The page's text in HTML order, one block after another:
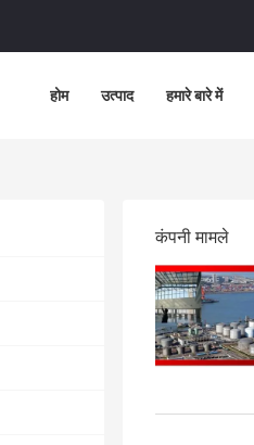
होम उत्पाद हमारे बारे में
कंपनी मामले